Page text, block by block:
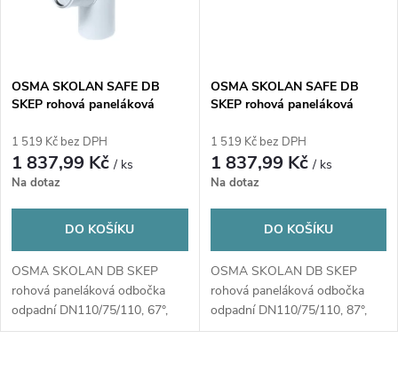
OSMA SKOLAN SAFE DB
SKEP rohová paneláková
DN110/75/110, 67°, levá,
odhlučněná, PP, bílá
1 519 Kč bez DPH
1 837,99 Kč/ ks
Na dotaz
DO KOŠÍKU
OSMA SKOLAN DB SKEP
rohová paneláková odbočka
odpadní DN110/75/110, 67°,
levá, odhlučněná, PP, bílá
OSMA SKOLAN SAFE DB
SKEP rohová paneláková
DN110/75/110, 87°, pravá,
odhlučněná, PP, bílá
1 519 Kč bez DPH
1 837,99 Kč/ ks
Na dotaz
DO KOŠÍKU
OSMA SKOLAN DB SKEP
rohová paneláková odbočka
odpadní DN110/75/110, 87°,
pravá, odhlučněná, PP, bílá